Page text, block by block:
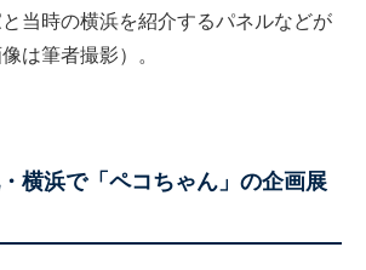
当時の横浜を紹介するパネルなどが
は筆者撮影）。
横浜で「ペコちゃん」の企画展